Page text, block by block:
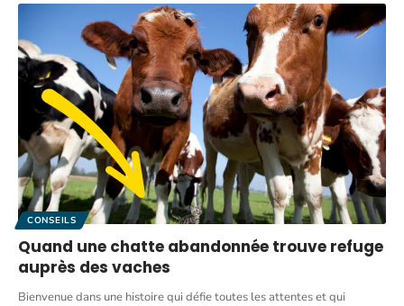
CONSEILS
Quand une chatte abandonnée trouve refuge
auprès des vaches
Bienvenue dans une histoire qui défie toutes les attentes et qui